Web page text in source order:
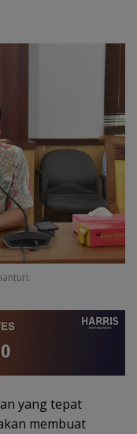
yang tepat
membuat